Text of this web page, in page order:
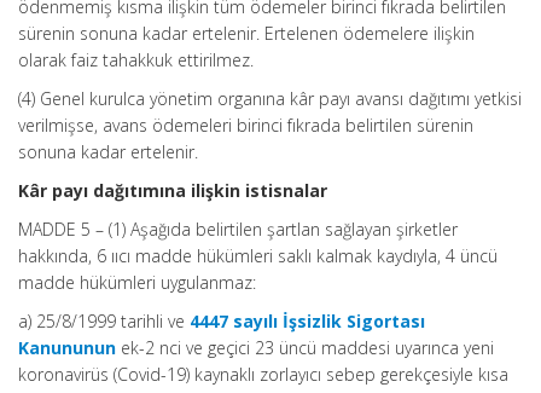
ödenmemiş kısma ilişkin tüm ödemeler birinci fıkrada belirtilen
sürenin sonuna kadar ertelenir. Ertelenen ödemelere ilişkin
olarak faiz tahakkuk ettirilmez.
(4) Genel kurulca yönetim organına kâr payı avansı dağıtımı yetkisi
verilmişse, avans ödemeleri birinci fıkrada belirtilen sürenin
sonuna kadar ertelenir.
Kâr payı dağıtımına ilişkin istisnalar
MADDE 5 – (1) Aşağıda belirtilen şartlan sağlayan şirketler
hakkında, 6 ııcı madde hükümleri saklı kalmak kaydıyla, 4 üncü
madde hükümleri uygulanmaz:
a) 25/8/1999 tarihli ve 4447 sayılı İşsizlik Sigortası
Kanununun ek-2 nci ve geçici 23 üncü maddesi uyarınca yeni
koronavirüs (Covid-19) kaynaklı zorlayıcı sebep gerekçesiyle kısa